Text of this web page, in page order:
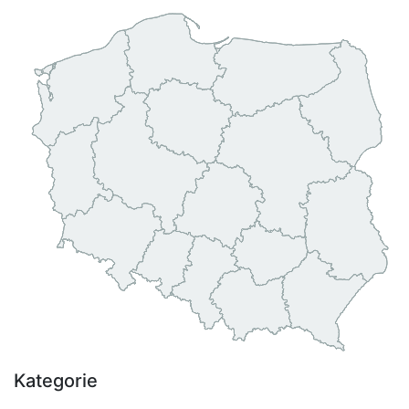
Kategorie